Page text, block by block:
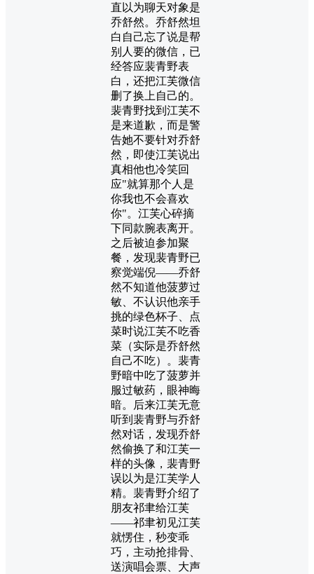
直以为聊天对象是
乔舒然。乔舒然坦
白自己忘了说是帮
别人要的微信，已
经答应裴青野表
白，还把江芙微信
删了换上自己的。
裴青野找到江芙不
是来道歉，而是警
告她不要针对乔舒
然，即使江芙说出
真相他也冷笑回
应"就算那个人是
你我也不会喜欢
你"。江芙心碎摘
下同款腕表离开。
之后被迫参加聚
餐，发现裴青野已
察觉端倪——乔舒
然不知道他菠萝过
敏、不认识他亲手
挑的绿色杯子、点
菜时说江芙不吃香
菜（实际是乔舒然
自己不吃）。裴青
野暗中吃了菠萝并
服过敏药，眼神晦
暗。后来江芙无意
听到裴青野与乔舒
然对话，发现乔舒
然偷换了和江芙一
样的头像，裴青野
误以为是江芙学人
精。裴青野介绍了
朋友祁聿给江芙
——祁聿初见江芙
就愣住，秒变乖
巧，主动抢排骨、
送演唱会票、大声